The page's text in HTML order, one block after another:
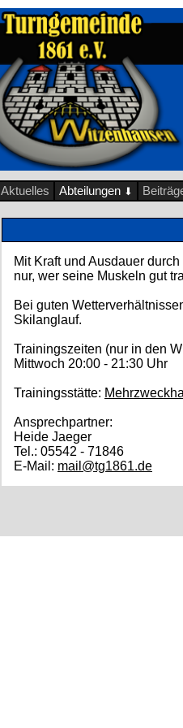
Aktuelles Abteilungen ⬇
Mit Kraft und Ausdauer
nur, wer seine Muskeln gut
Bei guten
Skilanglauf.
Trainingszeiten (nur in den
Mittwoch 20:00 - 21:30 Uhr
Trainingsstätte:
Ansprechpartner:
Heide Jaeger
Tel.: 05542 - 71846
E-Mail: mail@tg1861.de